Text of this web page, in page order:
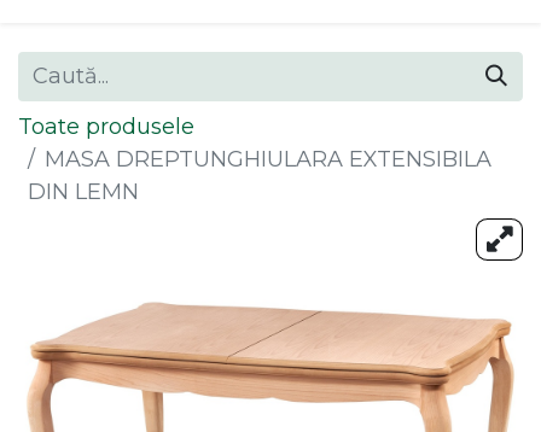
Toate produsele
MASA DREPTUNGHIULARA EXTENSIBILA
DIN LEMN